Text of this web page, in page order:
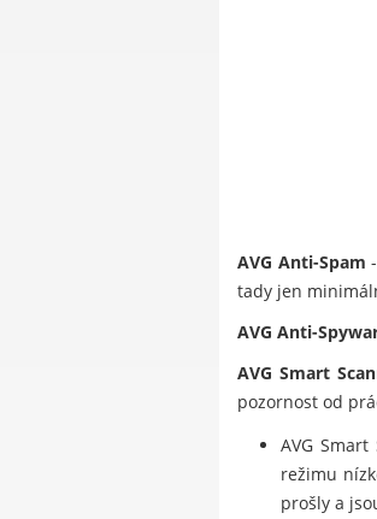
AVG Anti-Spam
tady jen
AVG Anti-
AVG Smart
pozornost od
AVG
režimu
prošly a